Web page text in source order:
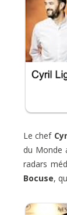
Le chef
du Monde
radars
Bocuse,